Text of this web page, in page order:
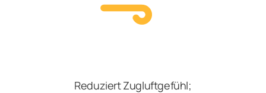
Reduziert Zugluftgefühl;